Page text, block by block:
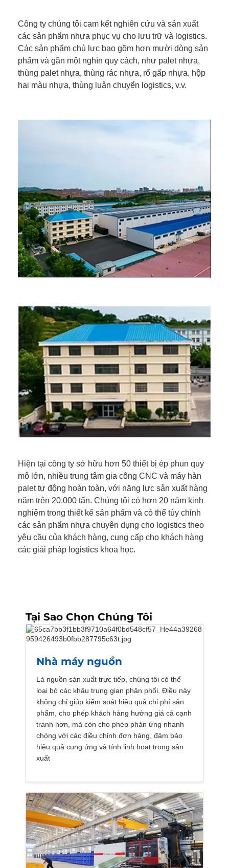
Công ty chúng tôi cam kết nghiên cứu và sản xuất
các sản phẩm nhựa phục vụ cho lưu trữ và logistics.
Các sản phẩm chủ lực bao gồm hơn mười dòng sản
phẩm và gần một nghìn quy cách, như palet nhựa,
thùng palet nhựa, thùng rác nhựa, rổ gấp nhựa, hộp
hai màu nhựa, thùng luân chuyển logistics, v.v.
Hiện tại công ty sở hữu hơn 50 thiết bị ép phun quy
mô lớn, nhiều trung tâm gia công CNC và máy hàn
palet tự động hoàn toàn, với năng lực sản xuất hàng
năm trên 20.000 tấn. Chúng tôi có hơn 20 năm kinh
nghiệm trong thiết kế sản phẩm và có thể tùy chỉnh
các sản phẩm nhựa chuyên dụng cho logistics theo
yêu cầu của khách hàng, cung cấp cho khách hàng
các giải pháp logistics khoa học.
Tại Sao Chọn Chúng Tôi
Nhà máy nguồn
Là nguồn sản xuất trực tiếp, chúng tôi có thể
loại bỏ các khâu trung gian phân phối. Điều này
không chỉ giúp kiểm soát hiệu quả chi phí sản
phẩm, cho phép khách hàng hưởng giá cả cạnh
tranh hơn, mà còn cho phép phản ứng nhanh
chóng với các điều chỉnh đơn hàng, đảm bảo
hiệu quả cung ứng và tính linh hoạt trong sản
xuất